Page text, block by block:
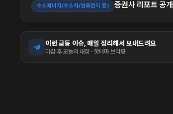
수소에너지(수소차/연료전지 등) 증권사 리포트 공개
이런 급등 이슈, 매일 정리해서 보내드려요
마감 후 오늘의 대장 · 핫테마 브리핑